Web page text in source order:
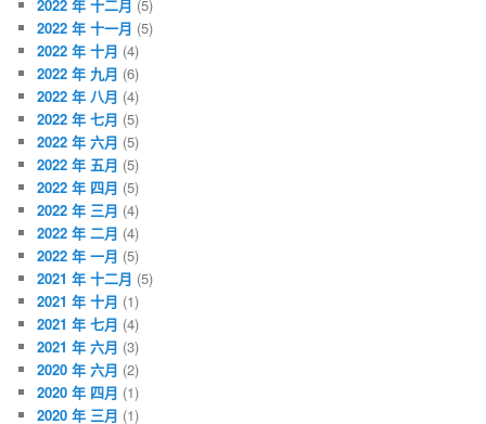
2022 年 十二月 (5)
2022 年 十一月 (5)
2022 年 十月 (4)
2022 年 九月 (6)
2022 年 八月 (4)
2022 年 七月 (5)
2022 年 六月 (5)
2022 年 五月 (5)
2022 年 四月 (5)
2022 年 三月 (4)
2022 年 二月 (4)
2022 年 一月 (5)
2021 年 十二月 (5)
2021 年 十月 (1)
2021 年 七月 (4)
2021 年 六月 (3)
2020 年 六月 (2)
2020 年 四月 (1)
2020 年 三月 (1)